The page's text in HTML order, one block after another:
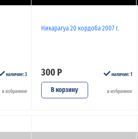
наличие: 3
в избранное
Никарагуа 20 кордоба 2007 г.
300 Р наличие: 1
В корзину в избранное